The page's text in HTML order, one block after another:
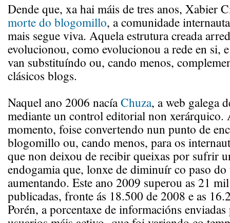
Dende que, xa hai máis de tres anos, Xabier
morte do blogomillo, a comunidade
mais segue viva. Aquela estrutura creada
evolucionou, como evolucionou a rede en si,
van substituíndo ou, cando menos,
clásicos blogs.
Naquel ano 2006 nacíaChuza, a web galega
mediante un control editorial non xerárquico.
momento, foise convertendo nun punto de
blogomillo ou, cando menos, para os
que non deixou de recibir queixas por sufrir
endogamia que, lonxe de diminuír co paso
aumentando. Este ano 2009 superou as 21
publicadas, fronte ás 18.500 de 2008 e as
Porén, a porcentaxe de informacións